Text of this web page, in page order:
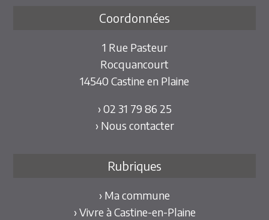
Coordonnées
1 Rue Pasteur
Rocquancourt
14540 Castine en Plaine
› 02 31 79 86 25
› Nous contacter
Rubriques
› Ma commune
› Vivre à Castine-en-Plaine